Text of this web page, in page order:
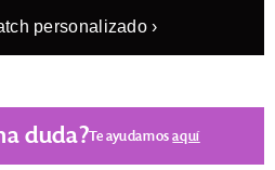
personalizado ›
duda?Te ayudamosaquí